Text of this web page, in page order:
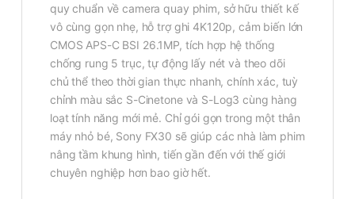
quy chuẩn về camera quay phim, sở hữu thiết kế
vô cùng gọn nhẹ, hỗ trợ ghi 4K120p, cảm biến lớn
CMOS APS-C BSI 26.1MP, tích hợp hệ thống
chống rung 5 trục, tự động lấy nét và theo dõi
chủ thể theo thời gian thực nhanh, chính xác, tuỳ
chỉnh màu sắc S-Cinetone và S-Log3 cùng hàng
loạt tính năng mới mẻ. Chỉ gói gọn trong một thân
máy nhỏ bé, Sony FX30 sẽ giúp các nhà làm phim
nâng tầm khung hình, tiến gần đến với thế giới
chuyên nghiệp hơn bao giờ hết.